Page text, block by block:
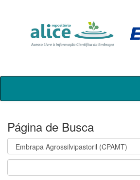
Skip
Página de Busca